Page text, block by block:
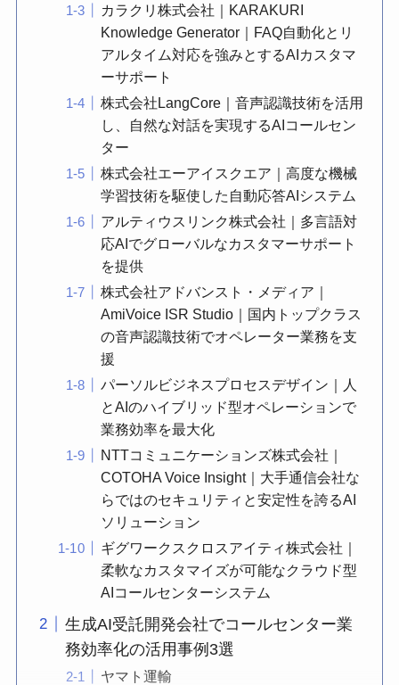
カラクリ株式会社｜KARAKURI
Knowledge Generator｜FAQ自動化とリ
アルタイム対応を強みとするAIカスタマ
ーサポート
株式会社LangCore｜音声認識技術を活用
し、自然な対話を実現するAIコールセン
ター
株式会社エーアイスクエア｜高度な機械
学習技術を駆使した自動応答AIシステム
アルティウスリンク株式会社｜多言語対
応AIでグローバルなカスタマーサポート
を提供
株式会社アドバンスト・メディア｜
AmiVoice ISR Studio｜国内トップクラス
の音声認識技術でオペレーター業務を支
援
パーソルビジネスプロセスデザイン｜人
とAIのハイブリッド型オペレーションで
業務効率を最大化
NTTコミュニケーションズ株式会社｜
COTOHA Voice Insight｜大手通信会社な
らではのセキュリティと安定性を誇るAI
ソリューション
ギグワークスクロスアイティ株式会社｜
柔軟なカスタマイズが可能なクラウド型
AIコールセンターシステム
生成AI受託開発会社でコールセンター業
務効率化の活用事例3選
ヤマト運輸